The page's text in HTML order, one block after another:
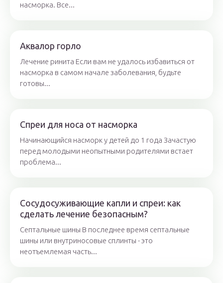
насморка. Все...
Аквалор горло
Лечение ринита Если вам не удалось избавиться от
насморка в самом начале заболевания, будьте
готовы...
Спреи для носа от насморка
Начинающийся насморк у детей до 1 года Зачастую
перед молодыми неопытными родителями встает
проблема...
Сосудосуживающие капли и спреи: как
сделать лечение безопасным?
Септальные шины В последнее время септальные
шины или внутриносовые сплинты - это
неотъемлемая часть...